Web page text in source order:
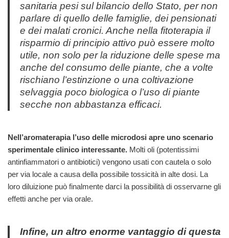
sanitaria pesi sul bilancio dello Stato, per non
parlare di quello delle famiglie, dei pensionati
e dei malati cronici. Anche nella fitoterapia il
risparmio di principio attivo può essere molto
utile, non solo per la riduzione delle spese ma
anche del consumo delle piante, che a volte
rischiano l’estinzione o una coltivazione
selvaggia poco biologica o l’uso di piante
secche non abbastanza efficaci.
Nell’aromaterapia l’uso delle microdosi apre uno scenario
sperimentale clinico interessante. Molti oli (potentissimi
antinfiammatori o antibiotici) vengono usati con cautela o solo
per via locale a causa della possibile tossicità in alte dosi. La
loro diluizione può finalmente darci la possibilità di osservarne gli
effetti anche per via orale.
Infine, un altro enorme vantaggio di questa